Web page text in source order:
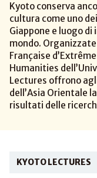
Kyoto conserva
cultura come uno
Giappone e luogo
mondo.
Française
Humanities
Lectures offrono
dell’Asia Orientale
risultati delle
KYOTO LECTURES